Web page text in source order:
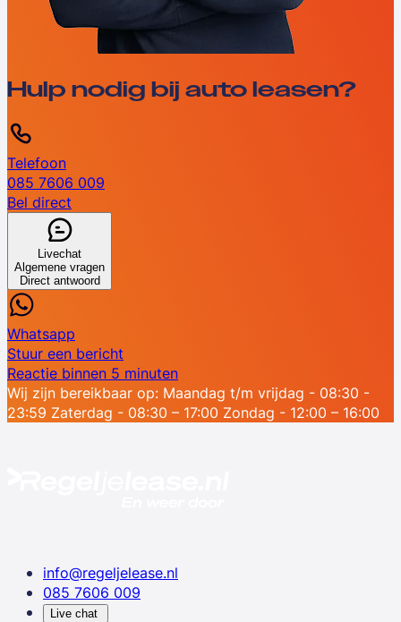
Hulp nodig bij auto leasen?
Telefoon
085 7606 009
Bel direct
Livechat
Algemene vragen
Direct antwoord
Whatsapp
Stuur een bericht
Reactie binnen 5 minuten
Wij zijn bereikbaar op: Maandag t/m vrijdag - 08:30 -
23:59 Zaterdag - 08:30 – 17:00 Zondag - 12:00 – 16:00
info@regeljelease.nl
085 7606 009
Live chat